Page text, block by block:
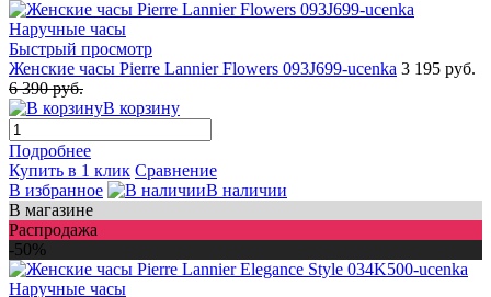
Быстрый просмотр
Женские часы Pierre Lannier Flowers 093J699-ucenka 3 195 руб.
6 390 руб.
В корзину
Подробнее
Купить в 1 клик Сравнение
В избранное
В наличии
В магазине
Распродажа
-50%